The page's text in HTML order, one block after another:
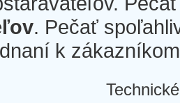
. Pečať
k